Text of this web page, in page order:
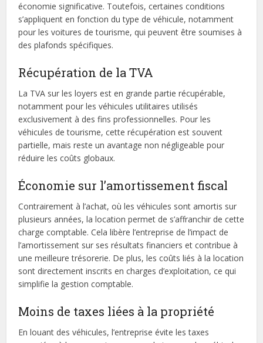
économie significative. Toutefois, certaines conditions
s’appliquent en fonction du type de véhicule, notamment
pour les voitures de tourisme, qui peuvent être soumises à
des plafonds spécifiques.
Récupération de la TVA
La TVA sur les loyers est en grande partie récupérable,
notamment pour les véhicules utilitaires utilisés
exclusivement à des fins professionnelles. Pour les
véhicules de tourisme, cette récupération est souvent
partielle, mais reste un avantage non négligeable pour
réduire les coûts globaux.
Économie sur l’amortissement fiscal
Contrairement à l’achat, où les véhicules sont amortis sur
plusieurs années, la location permet de s’affranchir de cette
charge comptable. Cela libère l’entreprise de l’impact de
l’amortissement sur ses résultats financiers et contribue à
une meilleure trésorerie. De plus, les coûts liés à la location
sont directement inscrits en charges d’exploitation, ce qui
simplifie la gestion comptable.
Moins de taxes liées à la propriété
En louant des véhicules, l’entreprise évite les taxes